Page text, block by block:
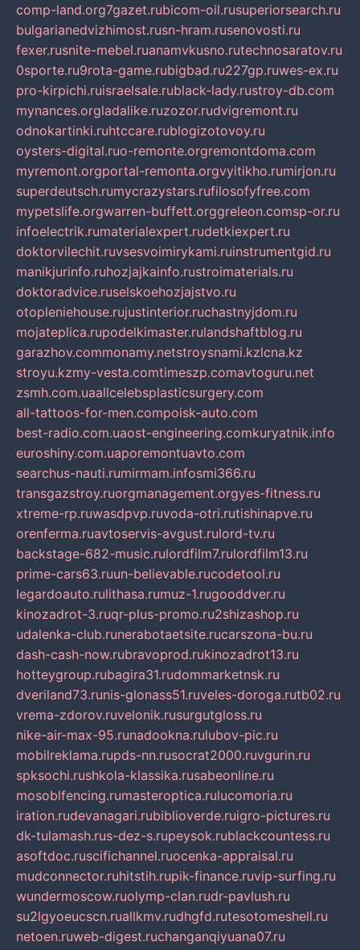
comp-land.org7gazet.rubicom-oil.rusuperiorsearch.ru
bulgarianedvizhimost.rusn-hram.rusenovosti.ru
fexer.rusnite-mebel.ruanamvkusno.rutechnosaratov.ru
0sporte.ru9rota-game.rubigbad.ru227gp.ruwes-ex.ru
pro-kirpichi.ruisraelsale.rublack-lady.rustroy-db.com
mynances.orgladalike.ruzozor.rudvigremont.ru
odnokartinki.ruhtccare.rublogizotovoy.ru
oysters-digital.ruo-remonte.orgremontdoma.com
myremont.orgportal-remonta.orgvyitikho.rumirjon.ru
superdeutsch.rumycrazystars.rufilosofyfree.com
mypetslife.orgwarren-buffett.orggreleon.comsp-or.ru
infoelectrik.rumaterialexpert.rudetkiexpert.ru
doktorvilechit.ruvsesvoimirykami.ruinstrumentgid.ru
manikjurinfo.ruhozjajkainfo.rustroimaterials.ru
doktoradvice.ruselskoehozjajstvo.ru
otopleniehouse.rujustinterior.ruchastnyjdom.ru
mojateplica.rupodelkimaster.rulandshaftblog.ru
garazhov.commonamy.netstroysnami.kzlcna.kz
stroyu.kzmy-vesta.comtimeszp.comavtoguru.net
zsmh.com.uaallcelebsplasticsurgery.com
all-tattoos-for-men.compoisk-auto.com
best-radio.com.uaost-engineering.comkuryatnik.info
euroshiny.com.uaporemontuavto.com
searchus-nauti.rumirmam.infosmi366.ru
transgazstroy.ruorgmanagement.orgyes-fitness.ru
xtreme-rp.ruwasdpvp.ruvoda-otri.rutishinapve.ru
orenferma.ruavtoservis-avgust.rulord-tv.ru
backstage-682-music.rulordfilm7.rulordfilm13.ru
prime-cars63.ruun-believable.rucodetool.ru
legardoauto.rulithasa.rumuz-1.rugooddver.ru
kinozadrot-3.ruqr-plus-promo.ru2shizashop.ru
udalenka-club.runerabotaetsite.rucarszona-bu.ru
dash-cash-now.rubravoprod.rukinozadrot13.ru
hotteygroup.rubagira31.rudommarketnsk.ru
dveriland73.runis-glonass51.ruveles-doroga.rutb02.ru
vrema-zdorov.ruvelonik.rusurgutgloss.ru
nike-air-max-95.runadookna.rulubov-pic.ru
mobilreklama.rupds-nn.rusocrat2000.ruvgurin.ru
spksochi.rushkola-klassika.rusabeonline.ru
mosoblfencing.rumasteroptica.rulucomoria.ru
iration.rudevanagari.rubiblioverde.ruigro-pictures.ru
dk-tulamash.rus-dez-s.rupeysok.rublackcountess.ru
asoftdoc.ruscifichannel.ruocenka-appraisal.ru
mudconnector.ruhitstih.rupik-finance.ruvip-surfing.ru
wundermoscow.ruolymp-clan.rudr-pavlush.ru
su2lgyoeucscn.ruallkmv.rudhgfd.rutesotomeshell.ru
netoen.ruweb-digest.ruchanganqiyuana07.ru